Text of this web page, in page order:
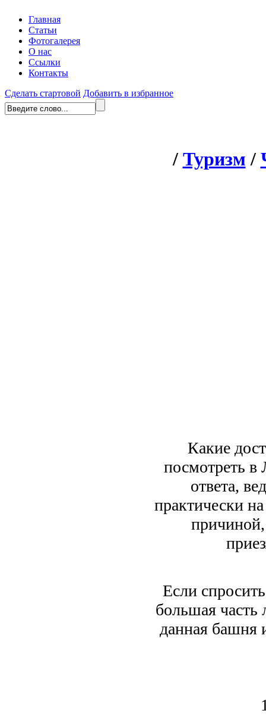
Главная
Статьи
Фотогалерея
О нас
Ссылки
Контакты
Сделать стартовой Добавить в избранное
/ Туризм /
Какие
посмотреть в
ответа,
практически
Если
большая
данная башня